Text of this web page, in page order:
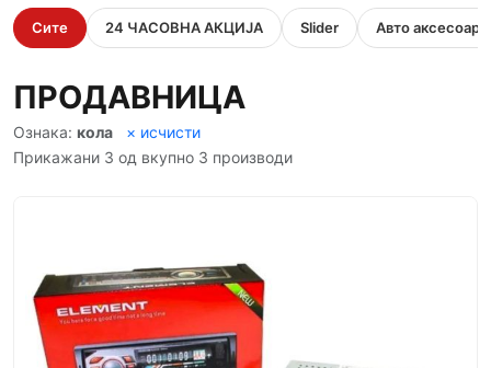
Сите 24 ЧАСОВНА АКЦИЈА Slider Авто аксесоари
ПРОДАВНИЦА
Ознака: кола
× исчисти
Прикажани 3 од вкупно 3 производи